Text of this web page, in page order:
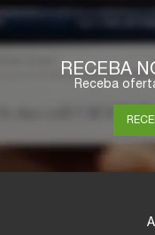
RECEBA
Receba